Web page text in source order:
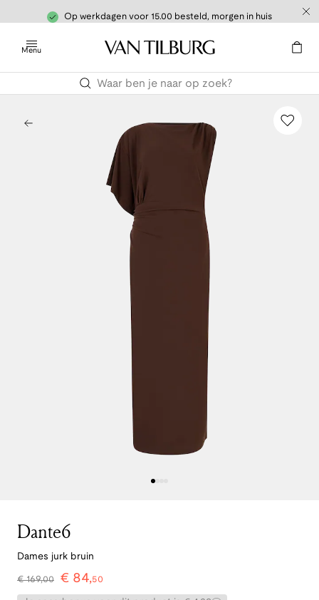
Op werkdagen voor 15.00 besteld, morgen in huis
Menu
Dante6
Dames jurk bruin
€169,00 € 84,50